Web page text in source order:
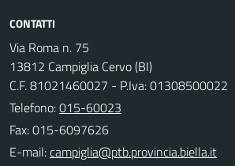
CONTATTI
Via Roma n. 75
13812 Campiglia Cervo (BI)
C.F. 81021460027 - P.Iva: 01308500022
Telefono:015-60023
Fax: 015-6097626
E-mail: